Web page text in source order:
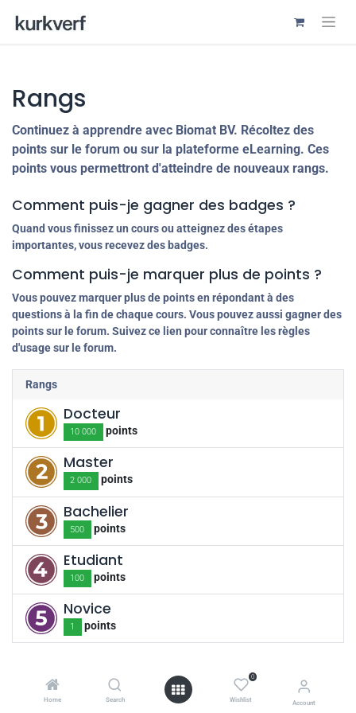
Home Search
0
Wishlist Account
Rangs
Continuez à apprendre avec Biomat BV. Récoltez des
points sur le forum ou sur la plateforme eLearning. Ces
points vous permettront d'atteindre de nouveaux rangs.
Comment puis-je gagner des badges ?
Quand vous finissez un cours ou atteignez des étapes
importantes, vous recevez des badges.
Comment puis-je marquer plus de points ?
Vous pouvez marquer plus de points en répondant à des
questions à la fin de chaque cours. Vous pouvez aussi gagner des
points sur le forum. Suivez ce lien pour connaître les règles
d'usage sur le forum.
Rangs
Docteur
10 000 points
Master
2 000 points
Bachelier
500 points
Etudiant
100 points
Novice
1 points
Badges